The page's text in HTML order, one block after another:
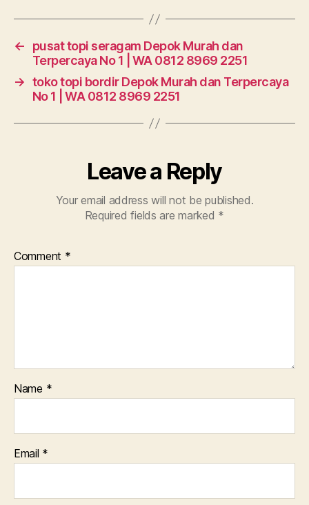
←
pusat topi seragam Depok Murah dan
Terpercaya No 1 | WA 0812 8969 2251
→ toko topi bordir Depok Murah dan Terpercaya
No 1 | WA 0812 8969 2251
Leave a Reply
Your email address will not be published.
Required fields are marked *
Comment *
Name *
Email *